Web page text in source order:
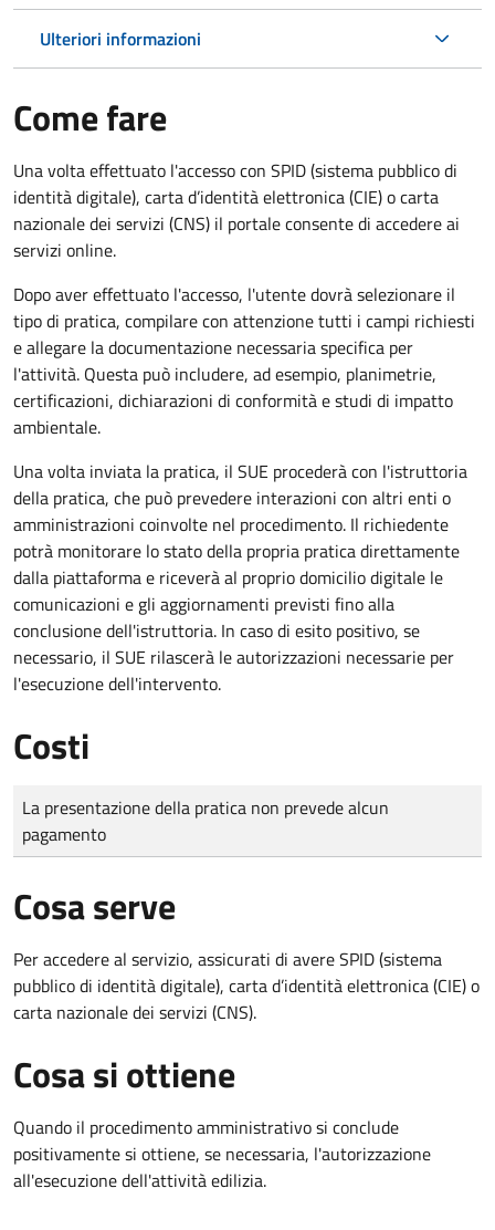
Ulteriori informazioni
Come fare
Una volta effettuato l'accesso con SPID (sistema pubblico di
identità digitale), carta d’identità elettronica (CIE) o carta
nazionale dei servizi (CNS) il portale consente di accedere ai
servizi online.
Dopo aver effettuato l'accesso, l'utente dovrà selezionare il
tipo di pratica, compilare con attenzione tutti i campi richiesti
e allegare la documentazione necessaria specifica per
l'attività. Questa può includere, ad esempio, planimetrie,
certificazioni, dichiarazioni di conformità e studi di impatto
ambientale.
Una volta inviata la pratica, il SUE procederà con l'istruttoria
della pratica, che può prevedere interazioni con altri enti o
amministrazioni coinvolte nel procedimento. Il richiedente
potrà monitorare lo stato della propria pratica direttamente
dalla piattaforma e riceverà al proprio domicilio digitale le
comunicazioni e gli aggiornamenti previsti fino alla
conclusione dell'istruttoria. In caso di esito positivo, se
necessario, il SUE rilascerà le autorizzazioni necessarie per
l'esecuzione dell'intervento.
Costi
Tipo di pagamento
Importo
La presentazione della pratica non prevede alcun
pagamento
Cosa serve
Per accedere al servizio, assicurati di avere SPID (sistema
pubblico di identità digitale), carta d’identità elettronica (CIE) o
carta nazionale dei servizi (CNS).
Cosa si ottiene
Quando il procedimento amministrativo si conclude
positivamente si ottiene, se necessaria, l'autorizzazione
all'esecuzione dell'attività edilizia.